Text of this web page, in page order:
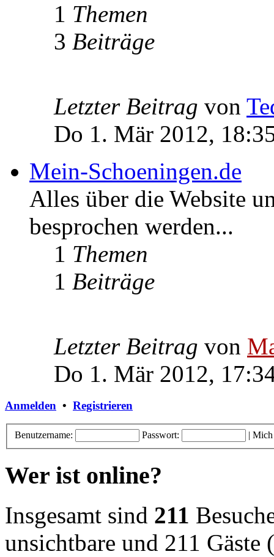
1 Themen
3 Beiträge
Letzter Beitrag von
Do 1. Mär 2012,
Mein-Schoeningen.de
Alles über die Website
besprochen werden...
1 Themen
1 Beiträge
Letzter Beitrag von
Do 1. Mär 2012,
Anmelden • Registrieren
Benutzername: Passwort: | Mich
Wer ist online?
Insgesamt sind 211
unsichtbare und 211 Gäste